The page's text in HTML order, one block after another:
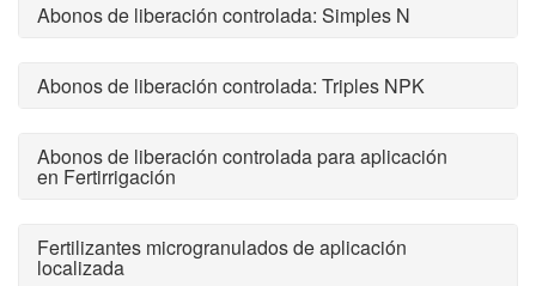
Abonos de liberación controlada: Simples N
Abonos de liberación controlada: Triples NPK
Abonos de liberación controlada para aplicación
en Fertirrigación
Fertilizantes microgranulados de aplicación
localizada